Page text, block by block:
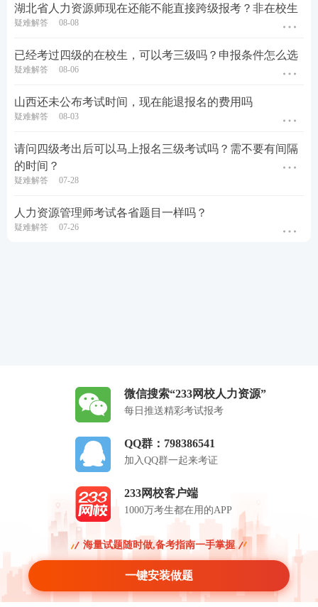
湖北省人力资源师现在还能不能直接跨级报考？非在校生
疑难解答 08-08
已经考过四级的在校生，可以考三级吗？申报条件怎么选
疑难解答 08-06
山西还未公布考试时间，现在能退报名的费用吗
疑难解答 08-03
请问四级考出后可以马上报名三级考试吗？需不要有间隔
的时间？
疑难解答 07-28
人力资源管理师考试各省题目一样吗？
疑难解答 07-26
微信搜索“233网校人力资源”
每日推送精彩考试报考
QQ群：798386541
加入QQ群一起来考证
233网校客户端
1000万考生都在用的APP
海量试题随时做,备考指南一手掌握
一键安装做题